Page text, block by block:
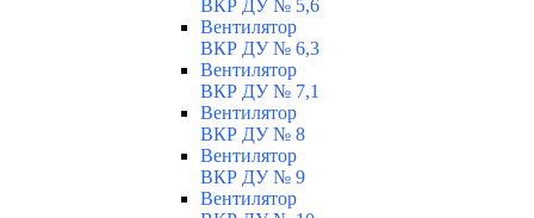
ВКР ДУ № 5,6
Вентилятор
ВКР ДУ № 6,3
Вентилятор
ВКР ДУ № 7,1
Вентилятор
ВКР ДУ № 8
Вентилятор
ВКР ДУ № 9
Вентилятор